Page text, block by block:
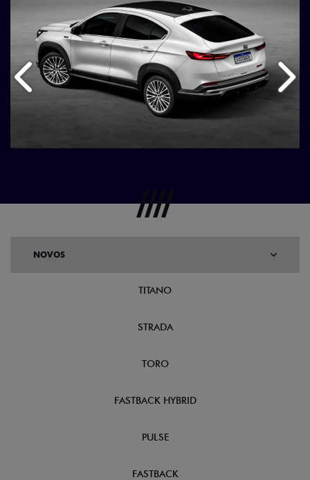
Anterior
NOVOS
TITANO
STRADA
TORO
FASTBACK HYBRID
PULSE
FASTBACK